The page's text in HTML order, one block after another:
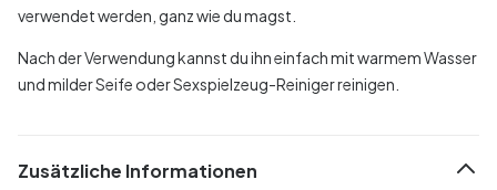
verwendet werden, ganz wie du magst.
Nach der Verwendung kannst du ihn einfach mit warmem Wasser
und milder Seife oder Sexspielzeug-Reiniger reinigen.
Zusätzliche Informationen